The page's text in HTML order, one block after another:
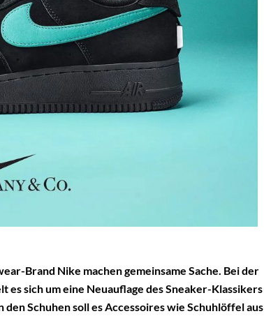
Brand Nike machen gemeinsame Sache. Bei der
es sich um eine Neuauflage des Sneaker-Klassikers
den Schuhen soll es Accessoires wie Schuhlöffel aus